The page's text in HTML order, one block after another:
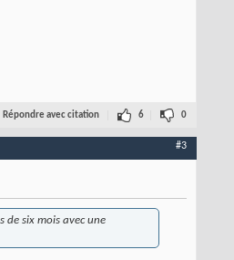
Répondre avec citation 6 0
#3
de six mois avec une